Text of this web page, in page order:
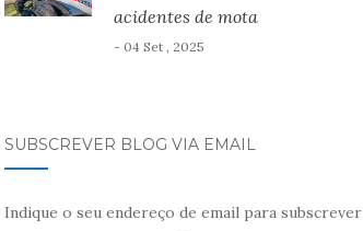
acidentes de mota
- 04 Set , 2025
SUBSCREVER BLOG VIA EMAIL
Indique o seu endereço de email para subscrever